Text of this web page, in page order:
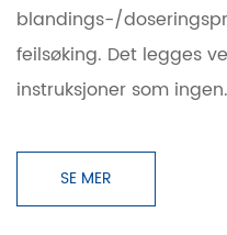
blandings-/
feilsøking. Det legges
instruksjoner som
SE MER